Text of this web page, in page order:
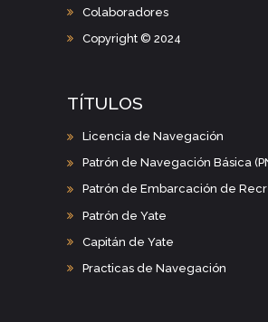
Colaboradores
Copyright © 2024
TÍTULOS
Licencia de Navegación
Patrón de Navegación Básica
Patrón de Embarcación de
Patrón de Yate
Capitán de Yate
Practicas de Navegación